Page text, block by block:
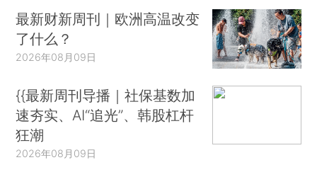
最新财新周刊｜欧洲高温改变
了什么？
2026年08月09日
{{最新周刊导播｜社保基数加
速夯实、AI“追光”、韩股杠杆
狂潮
2026年08月09日